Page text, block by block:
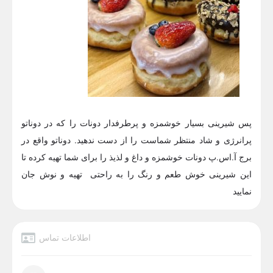
پس شیرینی بسیار خوشمزه و پرطرفدار دونات را که در دوناتو
پرانرژی و شاد منتظر شماست را از دست ندهید. دوناتو واقع در
برج آ.اس.پ دونات خوشمزه و داغ و لذیذ را برای شما تهیه کرده تا
این شیرینی خوش طعم و رنگ را به راحتی تهیه و نوش جان
نمایید
اطلاعات تماس